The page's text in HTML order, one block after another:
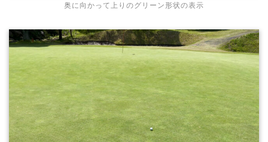
奥に向かって上りのグリーン形状の表示